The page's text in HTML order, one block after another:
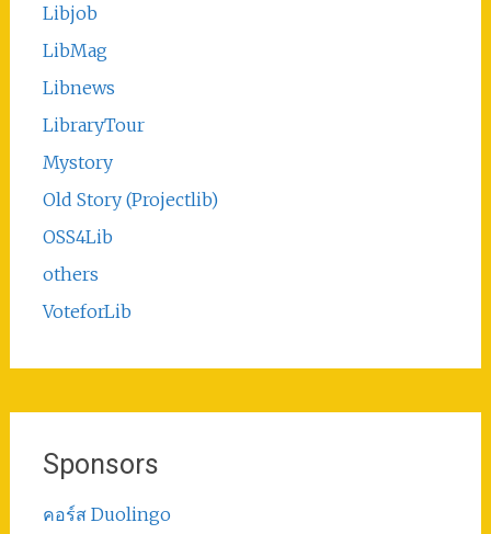
Libjob
LibMag
Libnews
LibraryTour
Mystory
Old Story (Projectlib)
OSS4Lib
others
VoteforLib
Sponsors
คอร์ส Duolingo